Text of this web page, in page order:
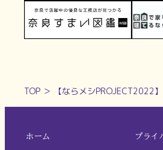
TOP ＞ 【ならメシPROJECT2022】2月24日・25
ホーム プライ